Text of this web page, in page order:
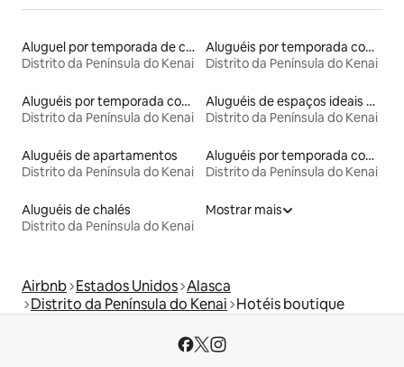
Aluguel por temporada de casas de veraneio
Distrito da Península do Kenai
Aluguéis por temporada com banheiro para PCD
Distrito da Península do Kenai
Aluguéis por temporada com banheira de hidromassagem
Distrito da Península do Kenai
Aluguéis de espaços ideais para famílias
Distrito da Península do Kenai
Aluguéis de apartamentos
Distrito da Península do Kenai
Aluguéis por temporada com suítes privativas
Distrito da Península do Kenai
Aluguéis de chalés
Distrito da Península do Kenai
Mostrar mais
Airbnb Estados Unidos Alasca
Distrito da Península do Kenai Hotéis boutique